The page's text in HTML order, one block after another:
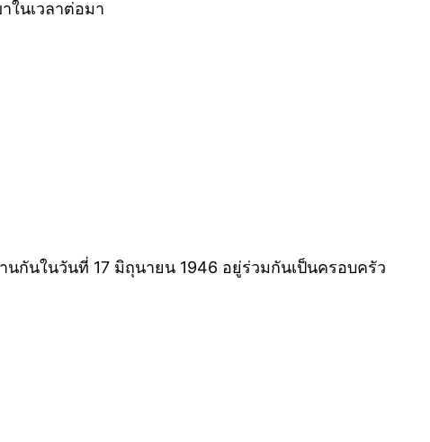
ในเวลาต่อมา
กันในวันที่ 17 มิถุนายน 1946 อยู่ร่วมกันเป็นครอบครัว